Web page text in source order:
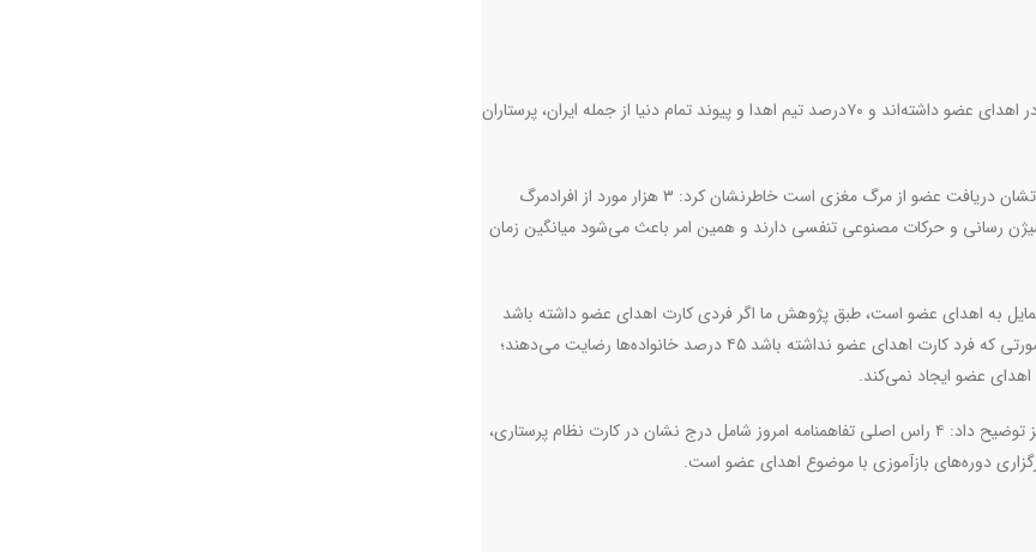
نایب‌رئیس انجمن اهدای عضو ایرانیان گفت: پرستاران نقش عمده‌ای در اهدای عضو داشته‌اند و ۷۰درصد تیم اهدا و پیوند تمام دنیا از جمله ایران، پرستاران
قبادی با بیان اینکه افرادی که در لیست پیوند فوت می‌کنند تنها راه نجاتشان دریافت عضو از مرگ مغزی است خاطرنشان کرد: ۳ هزار مورد از افرادمرگ
رسانی و حرکات مصنوعی تنفسی دارند و همین امر باعث می‌شود میانگین زمان
به اهدای عضو است، طبق پژوهش ما اگر فردی کارت اهدای عضو داشته باشد
خانواده نزدیک به ۱۰۰ درصد رضایت به اهدای عضو می‌دهند؛ اما در صورتی که فرد کارت اهدای عضو نداشته باشد ۴۵ درصد خانواده‌ها رضایت می‌دهند؛
عضو ایجاد نمی‌کند.
نایب‌رئیس انجمن اهدای عضو ایرانیان درباره جزئیان این تفاهمنامه نیز توضیح داد: ۴ راس اصلی تفاهمنامه امروز شامل درج نشان در کارت نظام پرستاری،
دوره‌های بازآموزی با موضوع اهدای عضو است.